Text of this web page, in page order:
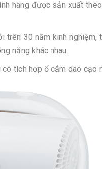
hãng được sản xuất
trên 30 năm kinh
năng khác nhau.
tích hợp ổ cắm dao cạo